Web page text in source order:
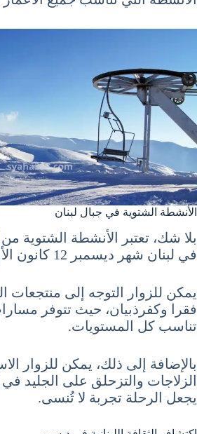
الأنشطة الشتوية في جبال لبنان
بلا شك، تعتبر الأنشطة الشتوية
في لبنان شهر ديسمبر 12 كانون الأول December.
يمكن للزوار التوجه إلى منتجعات
فقرا وكفرذبيان، حيث تتوفر
تناسب كل المستويات.
بالإضافة إلى ذلك، يمكن للزوار
الزلاجات والتزحلق على الجليد
يجعل الرحلة تجربة لا تُنسى.